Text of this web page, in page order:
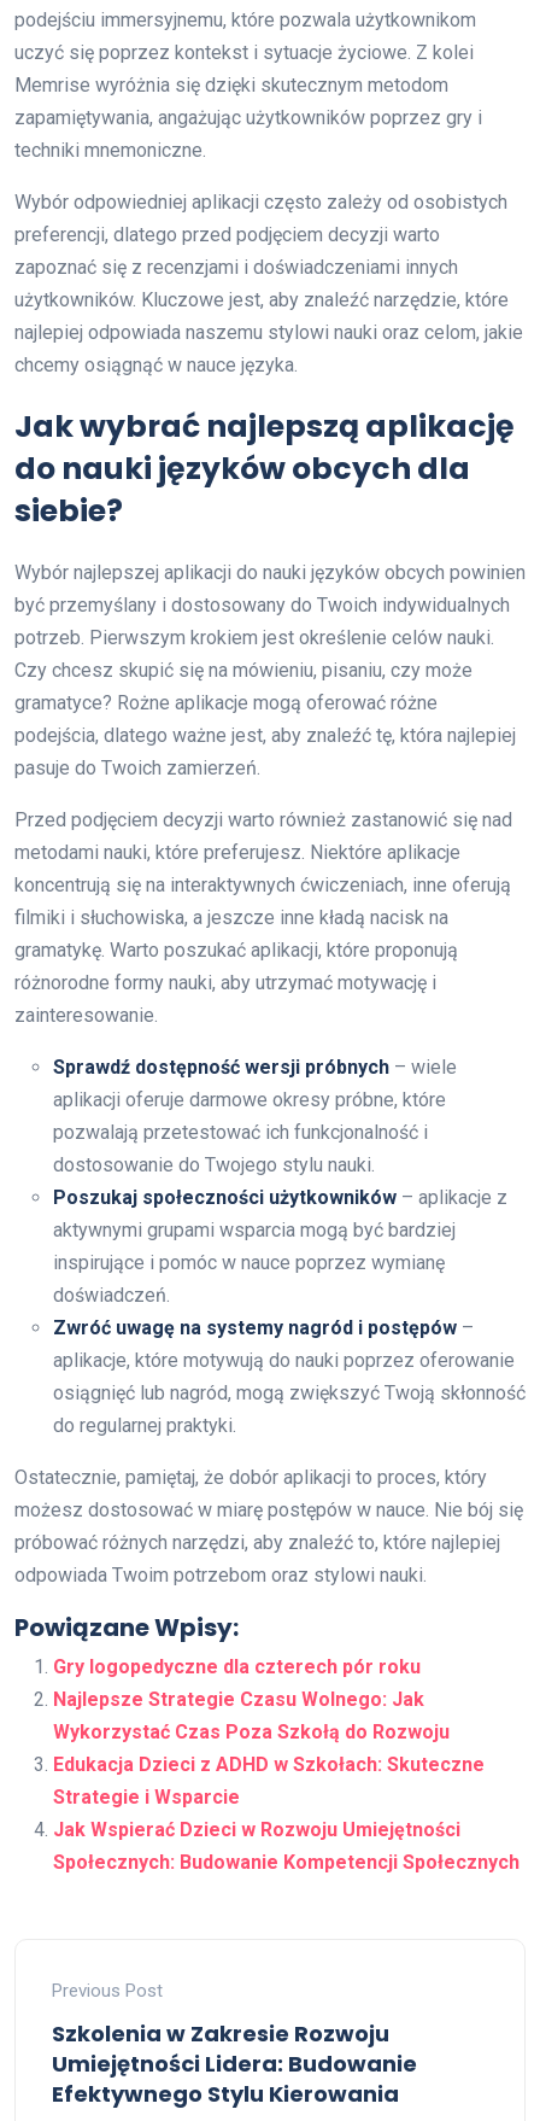
podejściu immersyjnemu, które pozwala użytkownikom
uczyć się poprzez kontekst i sytuacje życiowe. Z kolei
Memrise wyróżnia się dzięki skutecznym metodom
zapamiętywania, angażując użytkowników poprzez gry i
techniki mnemoniczne.
Wybór odpowiedniej aplikacji często zależy od osobistych
preferencji, dlatego przed podjęciem decyzji warto
zapoznać się z recenzjami i doświadczeniami innych
użytkowników. Kluczowe jest, aby znaleźć narzędzie, które
najlepiej odpowiada naszemu stylowi nauki oraz celom, jakie
chcemy osiągnąć w nauce języka.
Jak wybrać najlepszą aplikację
do nauki języków obcych dla
siebie?
Wybór najlepszej aplikacji do nauki języków obcych powinien
być przemyślany i dostosowany do Twoich indywidualnych
potrzeb. Pierwszym krokiem jest określenie celów nauki.
Czy chcesz skupić się na mówieniu, pisaniu, czy może
gramatyce? Rożne aplikacje mogą oferować różne
podejścia, dlatego ważne jest, aby znaleźć tę, która najlepiej
pasuje do Twoich zamierzeń.
Przed podjęciem decyzji warto również zastanowić się nad
metodami nauki, które preferujesz. Niektóre aplikacje
koncentrują się na interaktywnych ćwiczeniach, inne oferują
filmiki i słuchowiska, a jeszcze inne kładą nacisk na
gramatykę. Warto poszukać aplikacji, które proponują
różnorodne formy nauki, aby utrzymać motywację i
zainteresowanie.
Sprawdź dostępność wersji próbnych – wiele
aplikacji oferuje darmowe okresy próbne, które
pozwalają przetestować ich funkcjonalność i
dostosowanie do Twojego stylu nauki.
Poszukaj społeczności użytkowników – aplikacje z
aktywnymi grupami wsparcia mogą być bardziej
inspirujące i pomóc w nauce poprzez wymianę
doświadczeń.
Zwróć uwagę na systemy nagród i postępów –
aplikacje, które motywują do nauki poprzez oferowanie
osiągnięć lub nagród, mogą zwiększyć Twoją skłonność
do regularnej praktyki.
Ostatecznie, pamiętaj, że dobór aplikacji to proces, który
możesz dostosować w miarę postępów w nauce. Nie bój się
próbować różnych narzędzi, aby znaleźć to, które najlepiej
odpowiada Twoim potrzebom oraz stylowi nauki.
Powiązane Wpisy:
Gry logopedyczne dla czterech pór roku
Najlepsze Strategie Czasu Wolnego: Jak
Wykorzystać Czas Poza Szkołą do Rozwoju
Edukacja Dzieci z ADHD w Szkołach: Skuteczne
Strategie i Wsparcie
Jak Wspierać Dzieci w Rozwoju Umiejętności
Społecznych: Budowanie Kompetencji Społecznych
Previous Post
Szkolenia w Zakresie Rozwoju
Umiejętności Lidera: Budowanie
Efektywnego Stylu Kierowania